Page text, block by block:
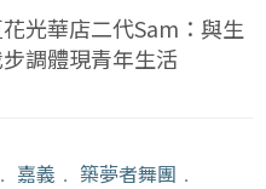
光華店二代Sam：與生
調體現青年生活
﹒ 嘉義 ﹒ 築夢者舞團 ﹒